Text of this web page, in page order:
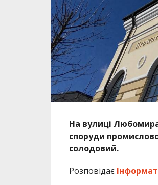
На вулиці
споруди
солодовий.
Розповідає